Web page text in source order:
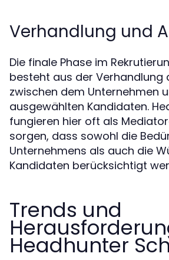
Verhandlung und
Die finale Phase im
besteht aus der Verhandlung
zwischen dem Unternehmen
ausgewählten Kandidaten.
fungieren hier oft als
sorgen, dass sowohl die
Unternehmens als auch die
Kandidaten berücksichtigt
Trends und
Headhunter